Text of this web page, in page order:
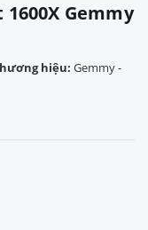
Gemmy
hiệu: Gemmy -